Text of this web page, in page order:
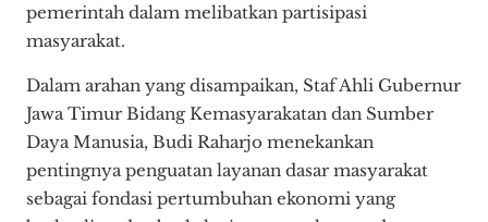
pemerintah dalam melibatkan partisipasi
masyarakat.
Dalam arahan yang disampaikan, Staf Ahli Gubernur
Jawa Timur Bidang Kemasyarakatan dan Sumber
Daya Manusia, Budi Raharjo menekankan
pentingnya penguatan layanan dasar masyarakat
sebagai fondasi pertumbuhan ekonomi yang